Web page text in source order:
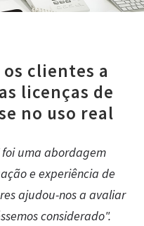
clientes a
licenças de
no uso real
foi uma abordagem
e experiência de
ajudou-nos a avaliar
considerado".